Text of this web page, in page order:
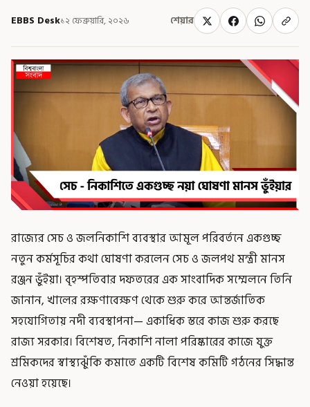
EBBS Desk১২ ফেব্রুয়ারি, ২০২৬ শেয়ার
রাজ্যের সেচ ও জলনিকাশি ব্যবস্থার আমূল পরিবর্তনে একগুচ্ছ
নতুন কর্মসূচির কথা ঘোষণা করলেন সেচ ও জলপথ মন্ত্রী মানস
রঞ্জন ভুঁইয়া। বৃহস্পতিবার দফতরের এক সাংবাদিক সম্মেলনে তিনি
জানান, খালের রক্ষণাবেক্ষণ থেকে শুরু করে আন্তর্জাতিক
সহযোগিতায় নদী ব্যবস্থাপনা— একাধিক স্তরে কাজ শুরু করছে
রাজ্য সরকার। বিশেষত, নিকাশি নালা পরিষ্কারের কাজে যুক্ত
শ্রমিকদের স্বাস্থ্যঝুঁকি কমাতে একটি বিশেষ কমিটি গঠনের সিদ্ধান্ত
নেওয়া হয়েছে।